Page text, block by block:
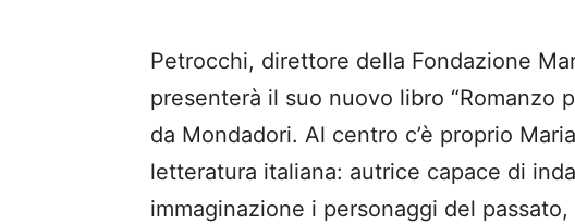
Petrocchi, direttore della Fondazione
presenterà il suo nuovo libro “Romanzo
da Mondadori. Al centro c’è proprio
letteratura italiana: autrice capace di
immaginazione i personaggi del